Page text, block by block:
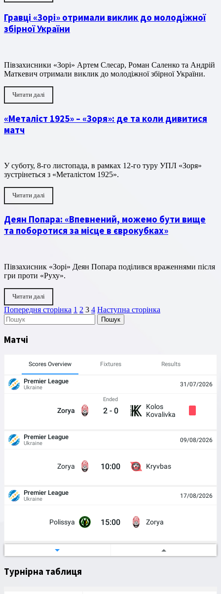
Гравці «Зорі» отримали виклик до молодіжної
збірної України
Півзахисники «Зорі» Артем Слесар, Роман Саленко та Андрій
Маткевич отримали виклик до молодіжної збірної України.
Читати далі
«Металіст 1925» – «Зоря»: де та коли дивитися
матч
У суботу, 8-го листопада, в рамках 12-го туру УПЛ «Зоря»
зустрінеться з «Металістом 1925».
Читати далі
Деян Попара: «Впевнений, можемо бути вище
та поборотися за місце в єврокубках»
Півзахисник «Зорі» Деян Попара поділився враженнями після
гри проти «Руху».
Читати далі
Пагінація
записів
Попередня сторінка Сторінка
1 Сторінка
2 Сторінка
3 Сторінка
4 Наступна сторінка
Пошук
Матчі
Scores Overview Fixtures Results
Premier League
Ukraine 31/07/2026
Zorya
Ended
2 - 0
Kolos
Kovalivka
Premier League
Ukraine 09/08/2026
Zorya 10:00 Kryvbas
Premier League
Ukraine 17/08/2026
Polissya 15:00 Zorya
Ukrainian Cup
Ukraine
Турнірна таблиця